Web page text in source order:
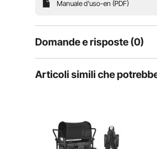
Questo passeggino portatile è
Manuale d'uso-en (PDF)
Domande e risposte (0)
il prodotto è durevole?
Articoli simili che